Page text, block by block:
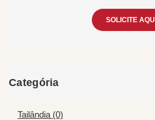
SOLICITE AQUI
Categória
Tailândia (0)